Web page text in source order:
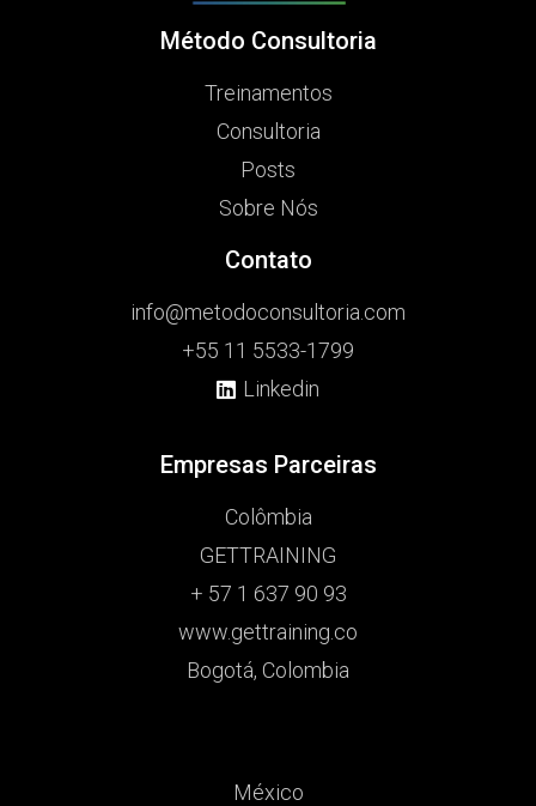
Método Consultoria
Treinamentos
Consultoria
Posts
Sobre Nós
Contato
info@metodoconsultoria.com
+55 11 5533-1799
Linkedin
Empresas Parceiras
Colômbia
GETTRAINING
+ 57 1 637 90 93
www.gettraining.co
Bogotá, Colombia
México